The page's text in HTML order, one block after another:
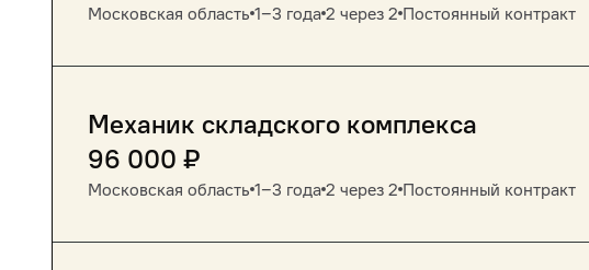
Московская область 1‒3 года 2 через 2 Постоянный контракт
Механик складского комплекса
96 000 ₽
Московская область 1‒3 года 2 через 2 Постоянный контракт